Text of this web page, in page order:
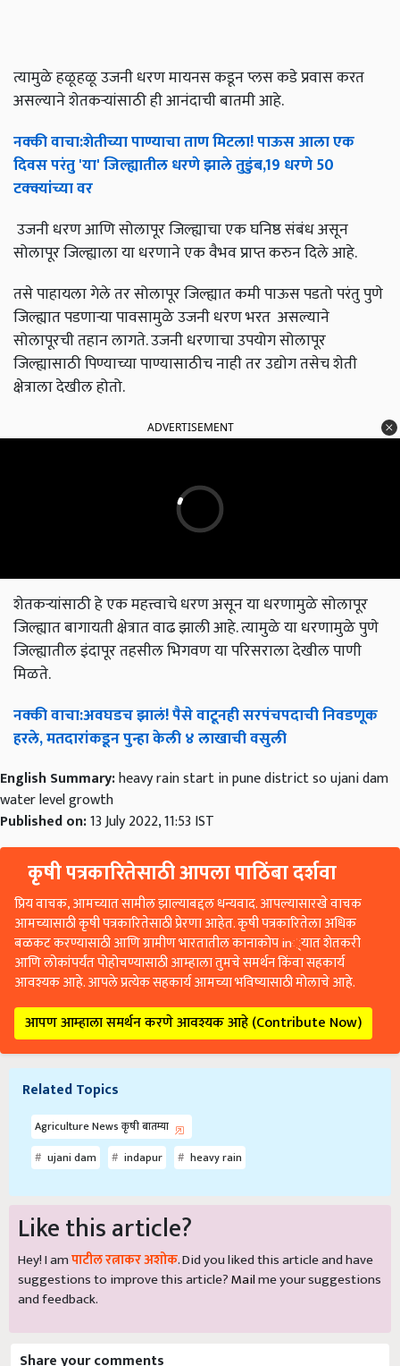
त्यामुळे हळूहळू उजनी धरण मायनस कडून प्लस कडे प्रवास करत
असल्याने शेतकऱ्यांसाठी ही आनंदाची बातमी आहे.
नक्कीवाचा:शेतीच्यापाण्याचाताणमिटला!पाऊसआलाएक
दिवसपरंतु'या'जिल्ह्यातीलधरणेझालेतुडुंब,19 धरणे50
टक्क्यांच्यावर
उजनी धरण आणि सोलापूर जिल्ह्याचा एक घनिष्ठ संबंध असून
सोलापूर जिल्ह्याला या धरणाने एक वैभव प्राप्त करुन दिले आहे.
तसे पाहायला गेले तर सोलापूर जिल्ह्यात कमी पाऊस पडतो परंतु पुणे
जिल्ह्यात पडणाऱ्या पावसामुळे उजनी धरण भरत असल्याने
सोलापूरची तहान लागते. उजनी धरणाचा उपयोग सोलापूर
जिल्ह्यासाठी पिण्याच्या पाण्यासाठीच नाही तर उद्योग तसेच शेती
क्षेत्राला देखील होतो.
ADVERTISEMENT
शेतकऱ्यांसाठी हे एक महत्त्वाचे धरण असून या धरणामुळे सोलापूर
जिल्ह्यात बागायती क्षेत्रात वाढ झाली आहे. त्यामुळे या धरणामुळे पुणे
जिल्ह्यातील इंदापूर तहसील भिगवण या परिसराला देखील पाणी
मिळते.
नक्कीवाचा:अवघडचझालं!पैसेवाटूनहीसरपंचपदाचीनिवडणूक
हरले,मतदारांकडूनपुन्हाकेली४लाखाचीवसुली
English Summary:heavy rain start in pune district so ujani dam
water level growth
Published on:13 July 2022, 11:53 IST
कृषी पत्रकारितेसाठी आपला पाठिंबा दर्शवा
प्रिय वाचक, आमच्यात सामील झाल्याबद्दल धन्यवाद. आपल्यासारखे वाचक
आमच्यासाठी कृषी पत्रकारितेसाठी प्रेरणा आहेत. कृषी पत्रकारितेला अधिक
बळकट करण्यासाठी आणि ग्रामीण भारतातील कानाकोप in्यात शेतकरी
आणि लोकांपर्यंत पोहोचण्यासाठी आम्हाला तुमचे समर्थन किंवा सहकार्य
आवश्यक आहे. आपले प्रत्येक सहकार्य आमच्या भविष्यासाठी मोलाचे आहे.
आपण आम्हाला समर्थन करणे आवश्यक आहे (Contribute Now)
Related Topics
Agriculture News कृषी बातम्या
ujani dam
indapur heavy rain
Like this article?
Hey! I amपाटील रत्नाकर अशोक. Did you liked this article and have
suggestions to improve this article?Mailme your suggestions
and feedback.